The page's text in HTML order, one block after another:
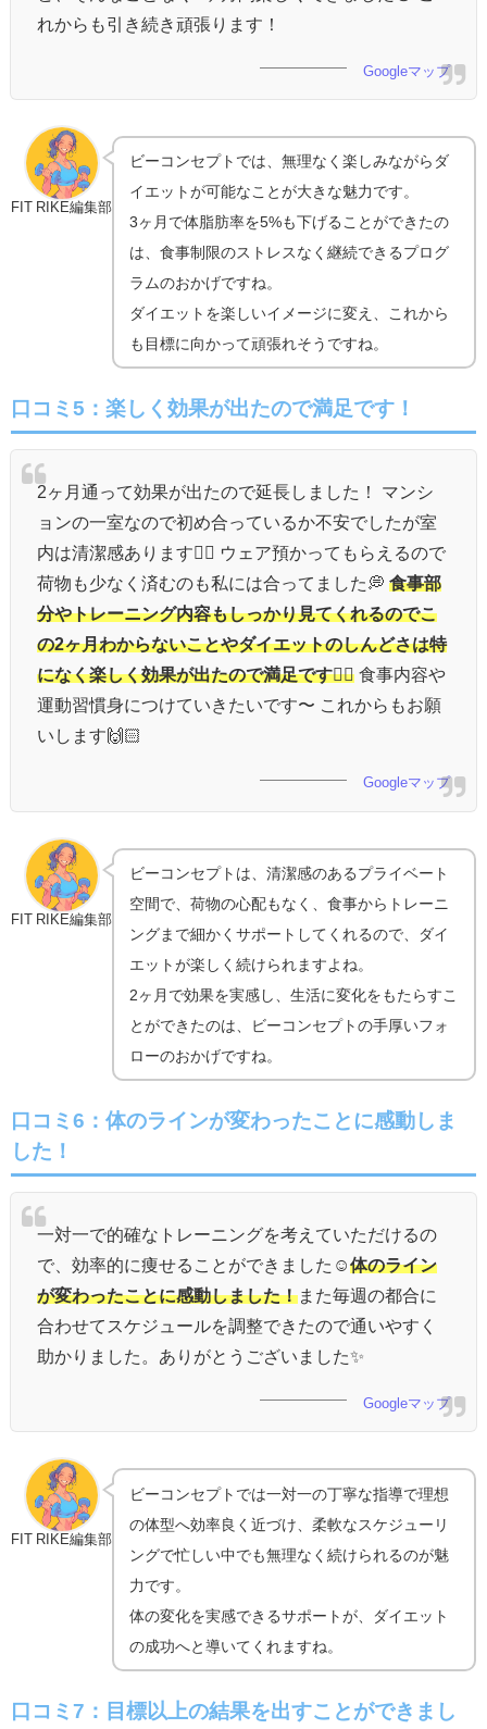
れからも引き続き頑張ります！
Googleマップ
FIT RIKE編集部
ビーコンセプトでは、無理なく楽しみながらダ
イエットが可能なことが大きな魅力です。
3ヶ月で体脂肪率を5%も下げることができたの
は、食事制限のストレスなく継続できるプログ
ラムのおかげですね。
ダイエットを楽しいイメージに変え、これから
も目標に向かって頑張れそうですね。
口コミ5： 楽しく効果が出たので満足です！
2ヶ月通って効果が出たので延長しました！ マンシ
ョンの一室なので初め合っているか不安でしたが室
内は清潔感あります👌🏻 ウェア預かってもらえるので
荷物も少なく済むのも私には合ってました💭 食事部
分やトレーニング内容もしっかり見てくれるのでこ
の2ヶ月わからないことやダイエットのしんどさは特
になく楽しく効果が出たので満足です🙆‍♀️ 食事内容や
運動習慣身につけていきたいです〜 これからもお願
いします🙌🏻
Googleマップ
FIT RIKE編集部
ビーコンセプトは、清潔感のあるプライベート
空間で、荷物の心配もなく、食事からトレーニ
ングまで細かくサポートしてくれるので、ダイ
エットが楽しく続けられますよね。
2ヶ月で効果を実感し、生活に変化をもたらすこ
とができたのは、ビーコンセプトの手厚いフォ
ローのおかげですね。
口コミ6： 体のラインが変わったことに感動しま
した！
一対一で的確なトレーニングを考えていただけるの
で、効率的に痩せることができました☺️体のライン
が変わったことに感動しました！また毎週の都合に
合わせてスケジュールを調整できたので通いやすく
助かりました。ありがとうございました✨
Googleマップ
FIT RIKE編集部
ビーコンセプトでは一対一の丁寧な指導で理想
の体型へ効率良く近づけ、柔軟なスケジューリ
ングで忙しい中でも無理なく続けられるのが魅
力です。
体の変化を実感できるサポートが、ダイエット
の成功へと導いてくれますね。
口コミ7：目標以上の結果を出すことができまし